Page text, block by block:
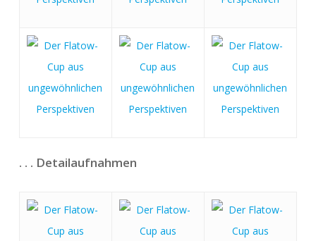
. . . Detailaufnahmen